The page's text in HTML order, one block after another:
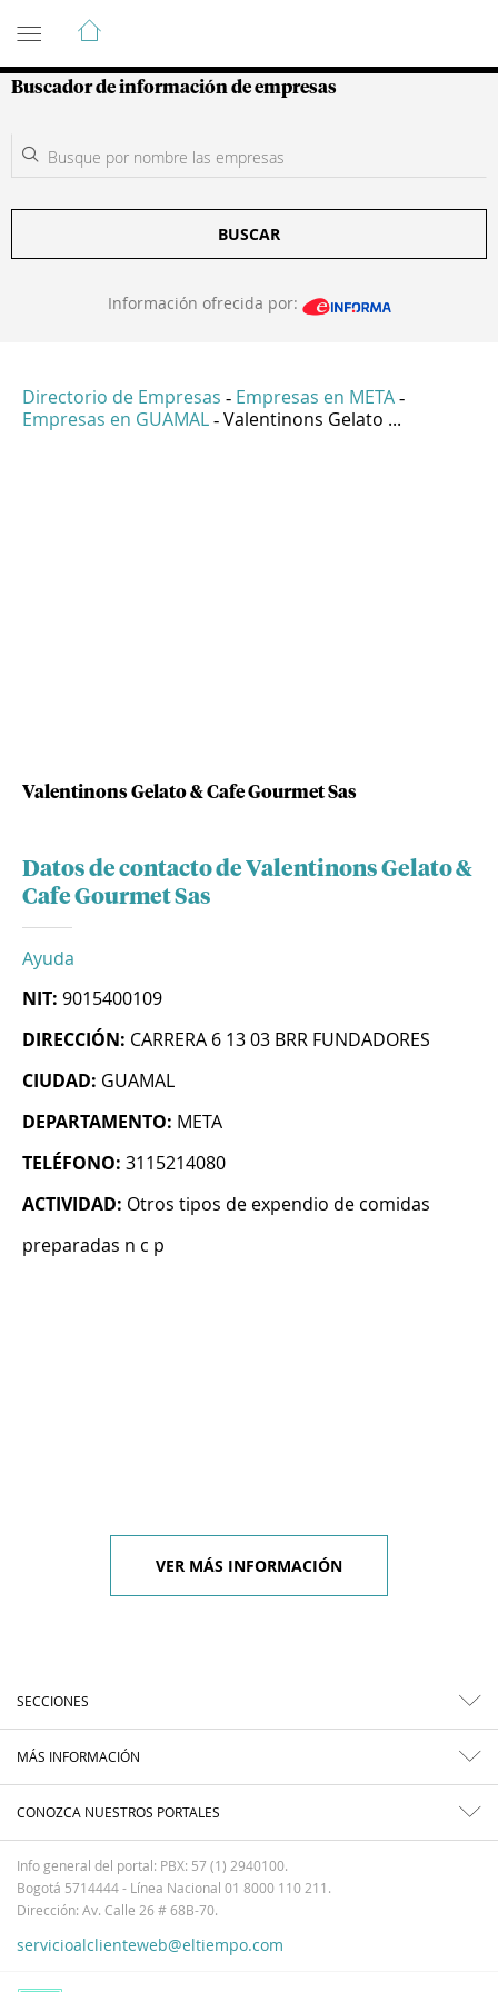
Guía de Empresas Colombianas
Buscador de información de empresas
BUSCAR
Información ofrecida por:
Directorio de Empresas - Empresas en META -
Empresas en GUAMAL - Valentinons Gelato ...
Valentinons Gelato & Cafe Gourmet Sas
Datos de contacto de Valentinons Gelato &
Cafe Gourmet Sas
Ayuda
NIT: 9015400109
DIRECCIÓN: CARRERA 6 13 03 BRR FUNDADORES
CIUDAD: GUAMAL
DEPARTAMENTO: META
TELÉFONO: 3115214080
ACTIVIDAD: Otros tipos de expendio de comidas
preparadas n c p
VER MÁS INFORMACIÓN
SECCIONES
MÁS INFORMACIÓN
CONOZCA NUESTROS PORTALES
Info general del portal: PBX: 57 (1) 2940100.
Bogotá 5714444 - Línea Nacional 01 8000 110 211.
Dirección: Av. Calle 26 # 68B-70.
servicioalclienteweb@eltiempo.com